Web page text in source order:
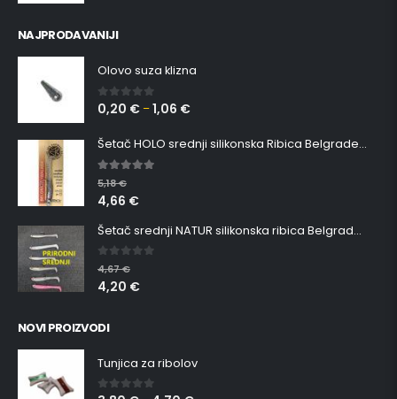
NAJPRODAVANIJI
Olovo suza klizna
0 out of 5
0,20 € –1,06 €
Šetač HOLO srednji silikonska Ribica Belgrade Walker
5.00out of 5
5,18€
4,66 €
Šetač srednji NATUR silikonska ribica Belgrade Walker
0 out of 5
4,67€
4,20 €
NOVI PROIZVODI
Tunjica za ribolov